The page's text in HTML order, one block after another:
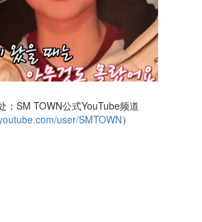
：SM TOWN公式YouTube频道
user/SMTOWN）